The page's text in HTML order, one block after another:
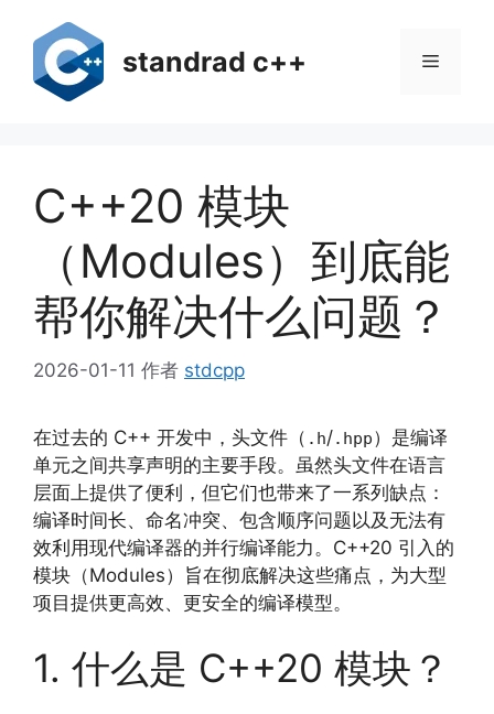
standrad c++ 菜
C++20 模块
（Modules）到底能
帮你解决什么问题？
2026-01-11 作者 stdcpp
在过去的 C++ 开发中，头文件（ .h/.hpp）是编译
单元之间共享声明的主要手段。虽然头文件在语言
层面上提供了便利，但它们也带来了一系列缺点：
编译时间长、命名冲突、包含顺序问题以及无法有
效利用现代编译器的并行编译能力。C++20 引入的
模块（Modules）旨在彻底解决这些痛点，为大型
项目提供更高效、更安全的编译模型。
1. 什么是 C++20 模块？